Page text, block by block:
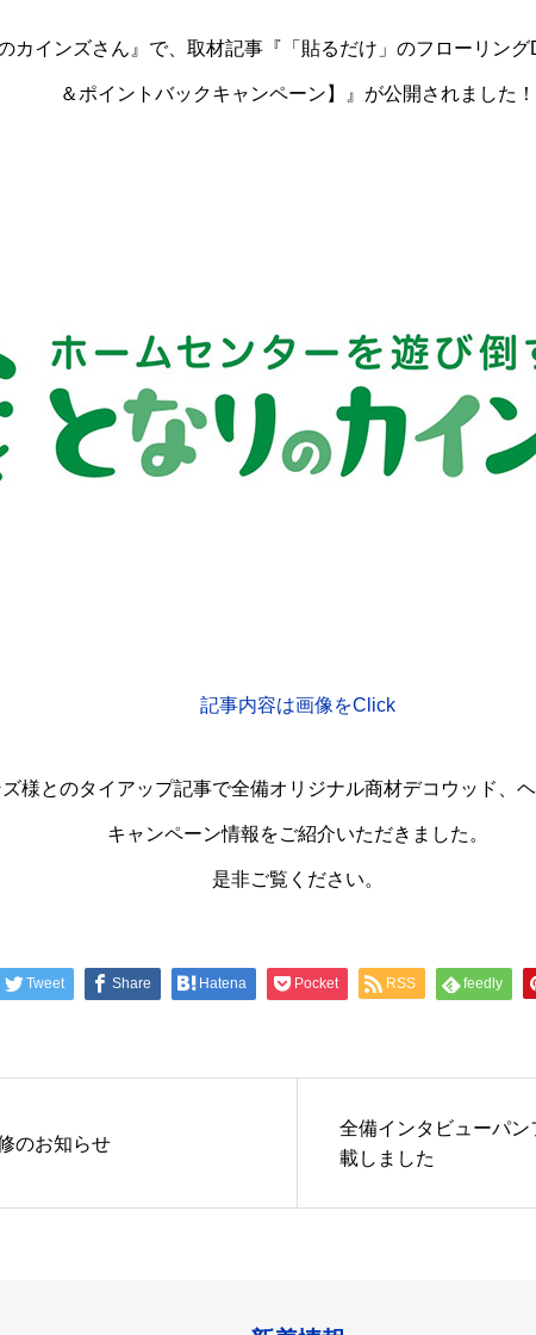
カインズさん』で、取材記事『「貼るだけ」のフローリング
＆ポイントバックキャンペーン】』が公開されました！
記事内容は画像をClick
様とのタイアップ記事で全備オリジナル商材デコウッド、
キャンペーン情報をご紹介いただきました。
是非ご覧ください。
Tweet Share Hatena Pocket RSS feedly
のお知らせ
全備インタビューパン
載しました